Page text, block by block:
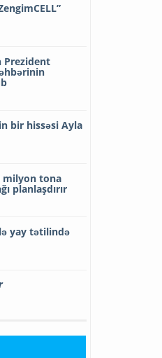
Prezident
bir hissəsi Ayla
milyon tona
planlaşdırır
yay tətilində